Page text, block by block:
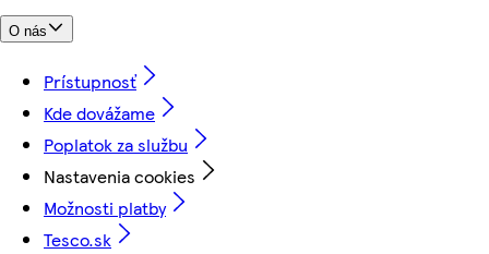
O nás
Prístupnosť
Kde dovážame
Poplatok za službu
Nastavenia cookies
Možnosti platby
Tesco.sk